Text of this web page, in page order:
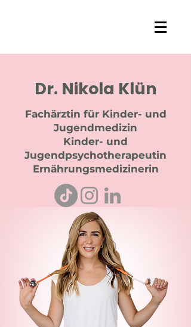
Dr. Nikola Klün
Fachärztin für Kinder- und
Jugendmedizin
Kinder- und
Jugendpsychotherapeutin
Ernährungsmedizinerin